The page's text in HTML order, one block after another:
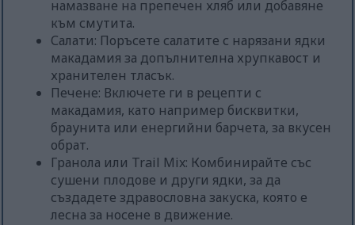
намазване на препечен хляб или добавяне
към смутита.
Салати: Поръсете салатите с нарязани ядки
макадамия за допълнителна хрупкавост и
хранителен тласък.
Печене: Включете ги в рецепти с
макадамия, като например бисквитки,
браунита или енергийни барчета, за вкусен
обрат.
Гранола или Trail Mix: Комбинирайте със
сушени плодове и други ядки, за да
създадете здравословна закуска, която е
лесна за носене в движение.